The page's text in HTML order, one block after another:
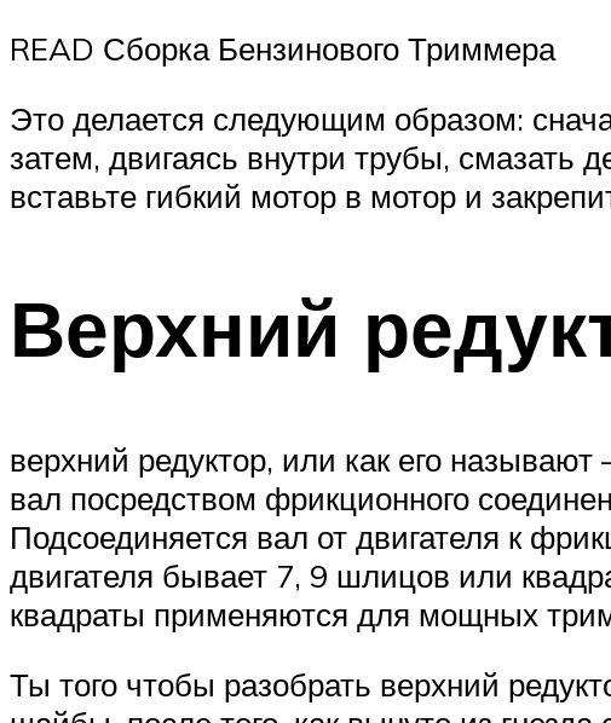
READ Сборка Бензинового Триммера
Это делается следующим образом:
затем, двигаясь внутри трубы, смазать
вставьте гибкий мотор в мотор и
Верхний
верхний редуктор, или как его
вал посредством фрикционного
Подсоединяется вал от двигателя к
двигателя бывает 7, 9 шлицов или
квадраты применяются для мощных
Ты того чтобы разобрать верхний